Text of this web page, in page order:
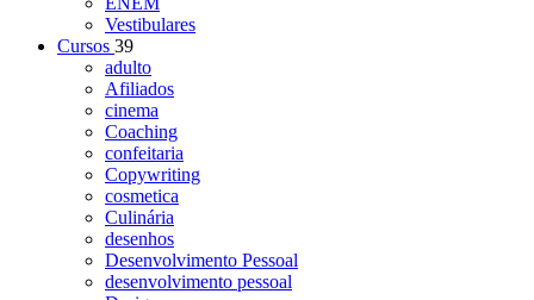
Vestibulares
Cursos 39
adulto
Afiliados
cinema
Coaching
confeitaria
Copywriting
cosmetica
Culinária
desenhos
Desenvolvimento Pessoal
desenvolvimento pessoal